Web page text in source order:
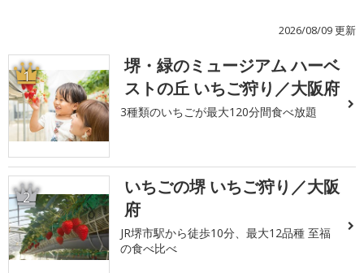
2026/08/09 更新
1
堺・緑のミュージアム ハーベ
ストの丘 いちご狩り／大阪府
3種類のいちごが最大120分間食べ放題
2
いちごの堺 いちご狩り／大阪
府
JR堺市駅から徒歩10分、最大12品種 至福
の食べ比べ